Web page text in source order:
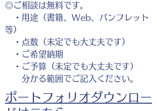
◎ご相談は無料です。
・用途（書籍、Web、パンフレット
等）
・点数（未定でも大丈夫です）
・ご希望納期
・ご予算（未定でも大丈夫です）
分かる範囲でご記入ください。
ポートフォリオダウンロー